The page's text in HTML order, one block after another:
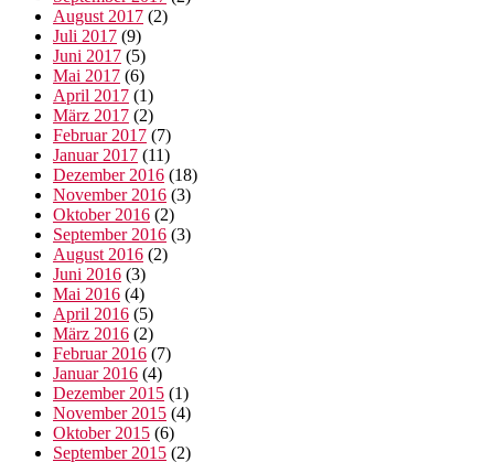
August 2017 (2)
Juli 2017 (9)
Juni 2017 (5)
Mai 2017 (6)
April 2017 (1)
März 2017 (2)
Februar 2017 (7)
Januar 2017 (11)
Dezember 2016 (18)
November 2016 (3)
Oktober 2016 (2)
September 2016 (3)
August 2016 (2)
Juni 2016 (3)
Mai 2016 (4)
April 2016 (5)
März 2016 (2)
Februar 2016 (7)
Januar 2016 (4)
Dezember 2015 (1)
November 2015 (4)
Oktober 2015 (6)
September 2015 (2)